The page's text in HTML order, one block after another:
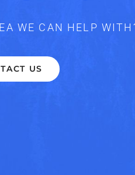
WE CAN HELP
US